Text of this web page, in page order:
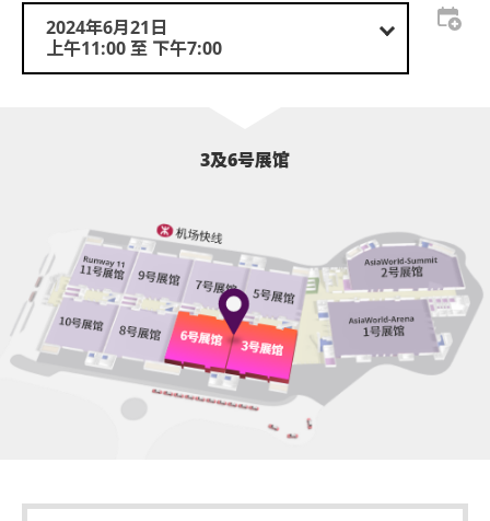
2024年6月21日
上午11:00 至 下午7:00
3及6号展馆